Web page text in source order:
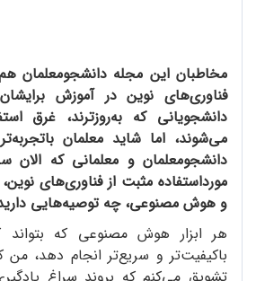
مخاطبان این مجله دانشجومعلمان
فناوری‌های نوین در آموزش
دانشجویانی که به‌روزترند، غرق
می‌شوند، اما شاید معلمان
دانشجومعلمان و معلمانی که الان
مورداستفاده‌ مثبت از فناوری‌های
و هوش مصنوعی، چه توصیه‌هایی
هر ابزار هوش مصنوعی که بتواند
باکیفیت‌تر و سریع‌تر انجام دهد، من